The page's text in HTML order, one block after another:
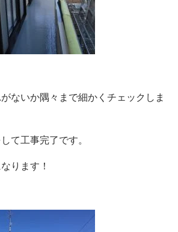
ないか隅々まで細かくチェックしま
て工事完了です。
ります！